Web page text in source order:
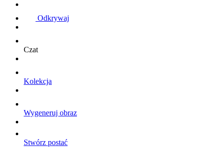
Odkrywaj
Czat
Kolekcja
Wygeneruj obraz
Stwórz postać